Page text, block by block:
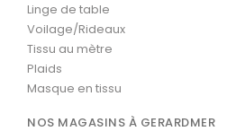
Linge de table
Voilage/Rideaux
Tissu au mètre
Plaids
Masque en tissu
NOS MAGASINS À GERARDMER